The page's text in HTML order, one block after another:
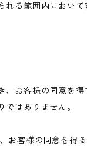
る範囲内におい
、お客様の同意を
はありません。
お客様の同意を得